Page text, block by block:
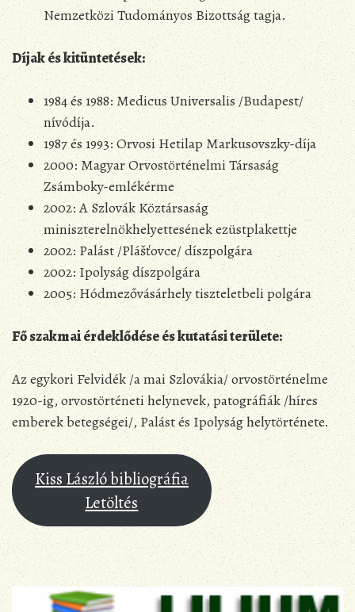
Nemzetközi Tudományos Bizottság tagja.
Díjak és kitüntetések:
1984 és 1988: Medicus Universalis /Budapest/
nívódíja.
1987 és 1993: Orvosi Hetilap Markusovszky-díja
2000: Magyar Orvostörténelmi Társaság
Zsámboky-emlékérme
2002: A Szlovák Köztársaság
miniszterelnökhelyettesének ezüstplakettje
2002: Palást /Plášťovce/ díszpolgára
2002: Ipolyság díszpolgára
2005: Hódmezővásárhely tiszteletbeli polgára
Fő szakmai érdeklődése és kutatási területe:
Az egykori Felvidék /a mai Szlovákia/ orvostörténelme
1920-ig, orvostörténeti helynevek, patográfiák /híres
emberek betegségei/, Palást és Ipolyság helytörténete.
Kiss László bibliográfia
Letöltés